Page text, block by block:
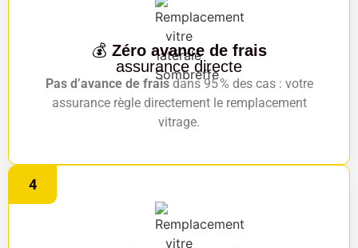
💰 Zéro avance de frais
assurance directe
Pas d’avance de fraisdans 95 % des cas : votre
assurance règle directement le remplacement
vitrage.
4